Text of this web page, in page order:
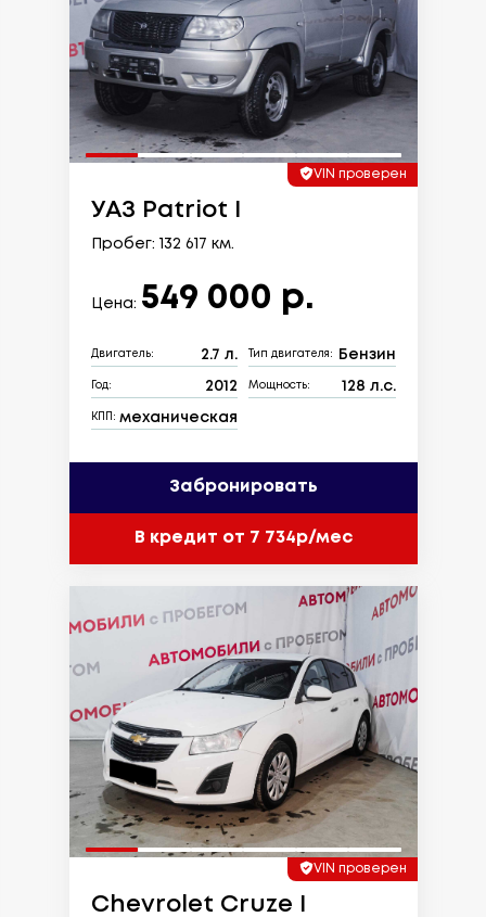
VIN проверен
УАЗ Patriot I
Пробег: 132 617 км.
Цена: 549 000 р.
Двигатель: 2.7 л. Тип двигателя: Бензин
Год: 2012 Мощность: 128 л.с.
КПП: механическая
Забронировать
В кредит от 7 734р/мес
VIN проверен
Chevrolet Cruze I